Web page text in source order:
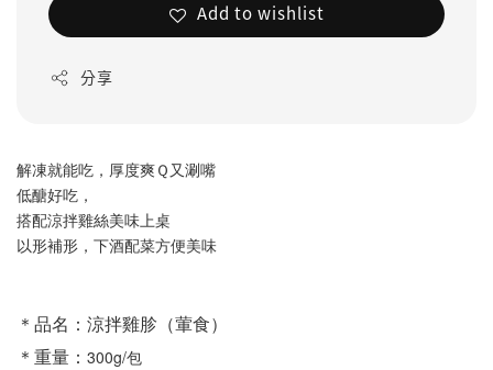
Add to wishlist
分享
解凍就能吃，厚度爽Ｑ又涮嘴
低醣好吃，
搭配涼拌雞絲美味上桌
以形補形，下酒配菜方便美味
＊品名：涼拌雞胗（葷食）
＊重量： 300g/包